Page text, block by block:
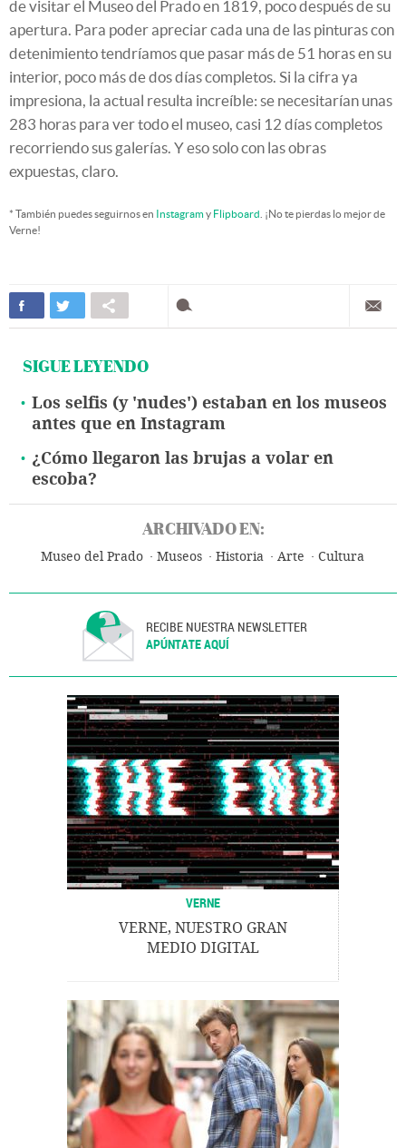
de visitar el Museo del Prado en 1819, poco después de su
apertura. Para poder apreciar cada una de las pinturas con
detenimiento tendríamos que pasar más de 51 horas en su
interior, poco más de dos días completos. Si la cifra ya
impresiona, la actual resulta increíble: se necesitarían unas
283 horas para ver todo el museo, casi 12 días completos
recorriendo sus galerías. Y eso solo con las obras
expuestas, claro.
* También puedes seguirnos en Instagramy Flipboard . ¡No te pierdas lo mejor de
Verne!
SIGUE LEYENDO
Los selfis (y 'nudes') estaban en los museos
antes que en Instagram
¿Cómo llegaron las brujas a volar en
escoba?
ARCHIVADO EN:
Museo del Prado Museos Historia Arte Cultura
RECIBE NUESTRA NEWSLETTER
APÚNTATE AQUÍ
VERNE
VERNE, NUESTRO GRAN
MEDIO DIGITAL